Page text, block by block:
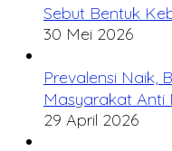
Sebut Bentuk
30 Mei 2026
Prevalensi Naik,
Masyarakat Anti
29 April 2026